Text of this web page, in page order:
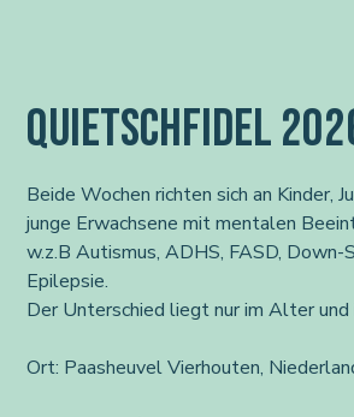
QUIETSCHFIDEL
Beide Wochen richten sich an Kinder,
junge Erwachsene mit mentalen
w.z.B Autismus, ADHS, FASD, Down-
Epilepsie.
Der Unterschied liegt nur im Alter und
Ort: Paasheuvel Vierhouten,